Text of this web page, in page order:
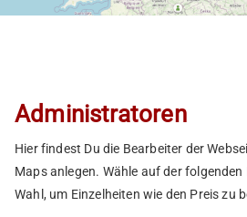
Administratoren
Hier findest Du die Bearbeiter der
Maps anlegen. Wähle auf der folgenden
Wahl, um Einzelheiten wie den Preis zu